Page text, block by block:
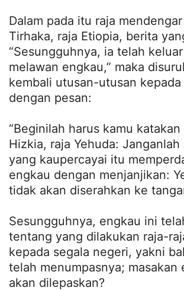
Dalam pada itu raja
Tirhaka, raja Etiopia, berita
“Sesungguhnya, ia telah
melawan engkau,” maka
kembali utusan-utusan kepada
dengan pesan:
“Beginilah harus kamu katakan
Hizkia, raja Yehuda: Janganlah
yang kaupercayai itu
engkau dengan menjanjikan:
tidak akan diserahkan ke
Sesungguhnya, engkau ini
tentang yang dilakukan raja-
kepada segala negeri, yakni
telah menumpasnya; masakan
akan dilepaskan?